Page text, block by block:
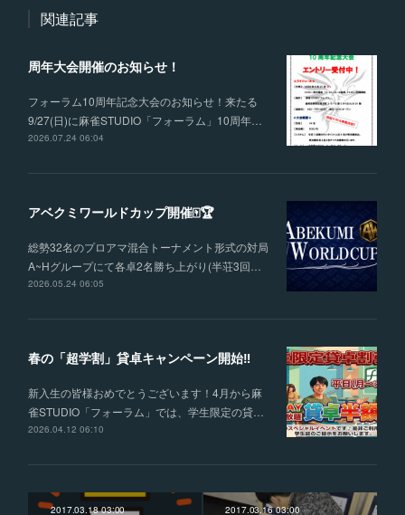
関連記事
周年大会開催のお知らせ！
フォーラム10周年記念大会のお知らせ！来たる
9/27(日)に麻雀STUDIO「フォーラム」10周年…
2026.07.24 06:04
アベクミワールドカップ開催🀄🏆
総勢32名のプロアマ混合トーナメント形式の対局
A~Hグループにて各卓2名勝ち上がり(半荘3回…
2026.05.24 06:05
春の「超学割」貸卓キャンペーン開始‼
新入生の皆様おめでとうございます！4月から麻
雀STUDIO「フォーラム」では、学生限定の貸…
2026.04.12 06:10
2017.03.18 03:00 2017.03.16 03:00